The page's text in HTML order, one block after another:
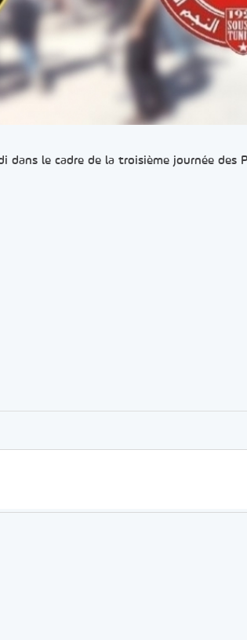
dans le cadre de la troisième journée des